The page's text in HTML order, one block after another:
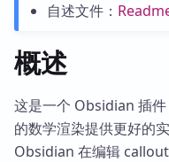
自述文件：
概述
这是一个 Obsidian 插
的数学渲染提供更好的
Obsidian 在编辑